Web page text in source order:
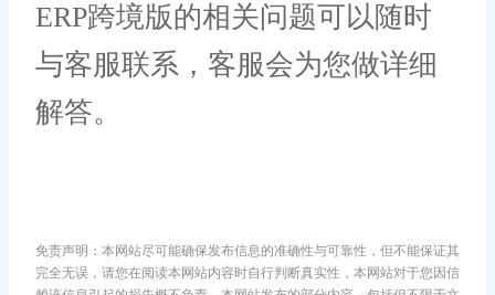
ERP跨境版的相关问题可以随时
与客服联系，客服会为您做详细
解答。
免责声明：本网站尽可能确保发布信息的准确性与可靠性，但不能保证其
完全无误，请您在阅读本网站内容时自行判断真实性，本网站对于您因信